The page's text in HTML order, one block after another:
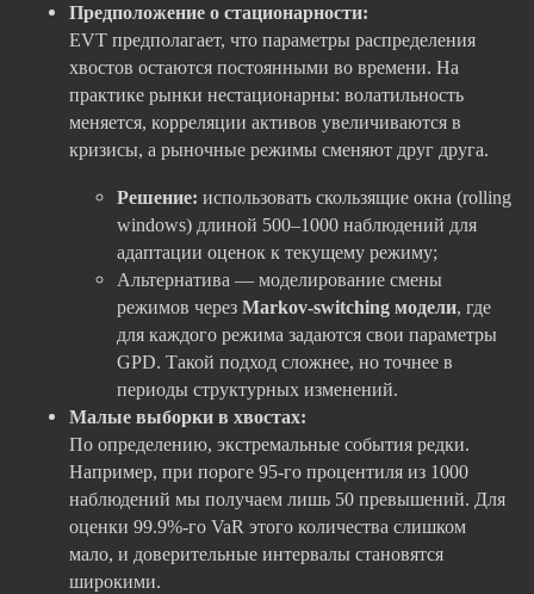
Предположение о стационарности:
EVT предполагает, что параметры распределения
хвостов остаются постоянными во времени. На
практике рынки нестационарны: волатильность
меняется, корреляции активов увеличиваются в
кризисы, а рыночные режимы сменяют друг друга.
Решение: использовать скользящие окна (rolling
windows) длиной 500–1000 наблюдений для
адаптации оценок к текущему режиму;
Альтернатива — моделирование смены
режимов через Markov-switching модели, где
для каждого режима задаются свои параметры
GPD. Такой подход сложнее, но точнее в
периоды структурных изменений.
Малые выборки в хвостах:
По определению, экстремальные события редки.
Например, при пороге 95-го процентиля из 1000
наблюдений мы получаем лишь 50 превышений. Для
оценки 99.9%-го VaR этого количества слишком
мало, и доверительные интервалы становятся
широкими.